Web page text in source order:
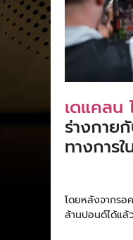
เดแคลน
ร่างกาย
ทางการ
โดยหลังจากรอ
ล้านปอนด์ได้แล้